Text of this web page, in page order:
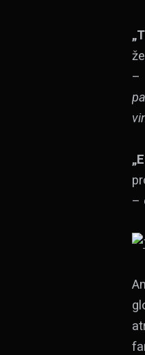
–
–